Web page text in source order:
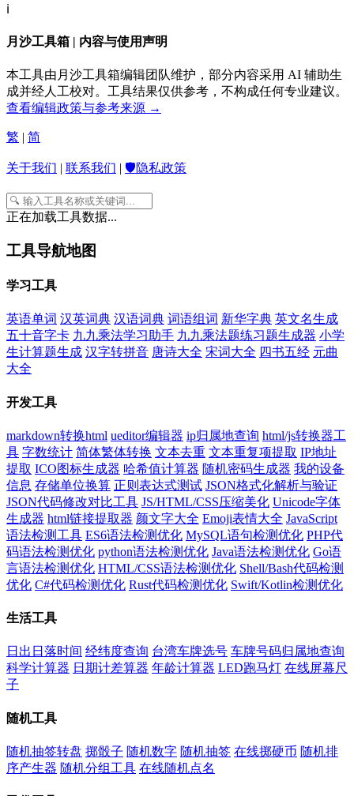
ℹ️
月沙工具箱 | 内容与使用声明
本工具由月沙工具箱编辑团队维护，部分内容采用 AI 辅助生
成并经人工校对。工具结果仅供参考，不构成任何专业建议。
查看编辑政策与参考来源 →
繁 | 简
关于我们 | 联系我们 | 🛡️隐私政策
正在加载工具数据...
工具导航地图
学习工具
英语单词 汉英词典 汉语词典 词语组词 新华字典 英文名生成
五十音字卡 九九乘法学习助手 九九乘法题练习题生成器 小学
生计算题生成 汉字转拼音 唐诗大全 宋词大全 四书五经 元曲
大全
开发工具
markdown转换html ueditor编辑器 ip归属地查询 html/js转换器工
具 字数统计 简体繁体转换 文本去重 文本重复项提取 IP地址
提取 ICO图标生成器 哈希值计算器 随机密码生成器 我的设备
信息 存储单位换算 正则表达式测试 JSON格式化解析与验证
JSON代码修改对比工具 JS/HTML/CSS压缩美化 Unicode字体
生成器 html链接提取器 颜文字大全 Emoji表情大全 JavaScript
语法检测工具 ES6语法检测优化 MySQL语句检测优化 PHP代
码语法检测优化 python语法检测优化 Java语法检测优化 Go语
言语法检测优化 HTML/CSS语法检测优化 Shell/Bash代码检测
优化 C#代码检测优化 Rust代码检测优化 Swift/Kotlin检测优化
生活工具
日出日落时间 经纬度查询 台湾车牌选号 车牌号码归属地查询
科学计算器 日期计差算器 年龄计算器 LED跑马灯 在线屏幕尺
子
随机工具
随机抽签转盘 掷骰子 随机数字 随机抽签 在线掷硬币 随机排
序产生器 随机分组工具 在线随机点名